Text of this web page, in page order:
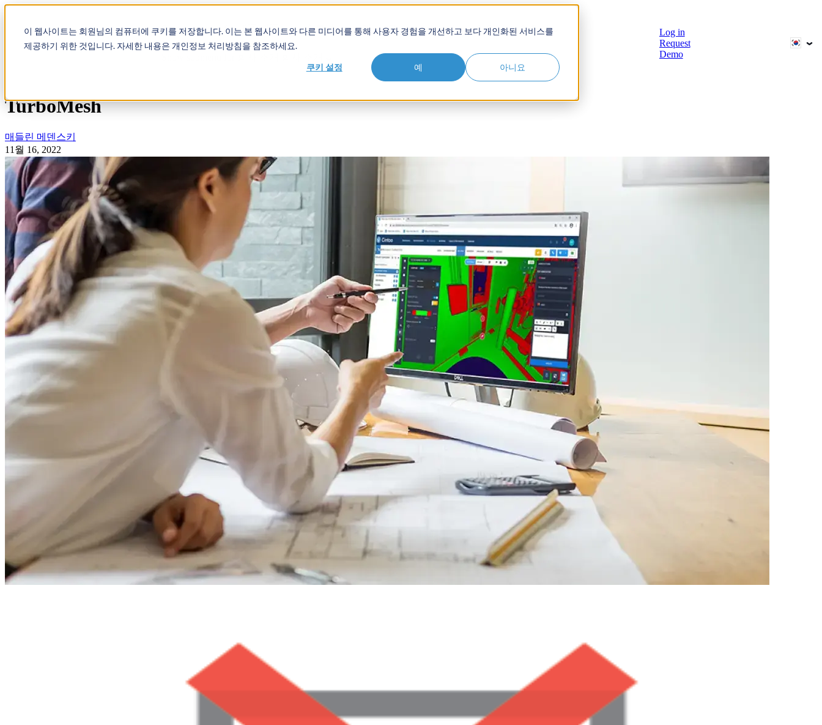
이 웹사이트는 회원님의 컴퓨터에 쿠키를 저장합니다. 이는 본 웹사이트와 다른 미디어를 통해 사용자 경험을 개선하고 보다 개인화된 서비스를
제공하기 위한 것입니다. 자세한 내용은 개인정보 처리방침을 참조하세요.
쿠키 설정 예 아니요
Show submenu for 제품 제품 솔루션 고객 Show submenu for 학습 허브 학습 허브
Log in
Request
Demo
TurboMesh
매들린 메덴스키
11월 16, 2022